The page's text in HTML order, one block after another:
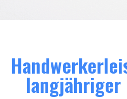
langjähriger